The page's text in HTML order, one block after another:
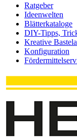
Ratgeber
Ideenwelten
Blätterkataloge
DIY-Tipps,
Kreative
Konfiguration